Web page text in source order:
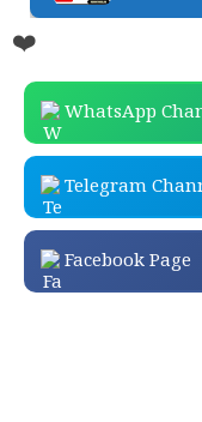
❤️
WhatsApp
Telegram
Facebook Page